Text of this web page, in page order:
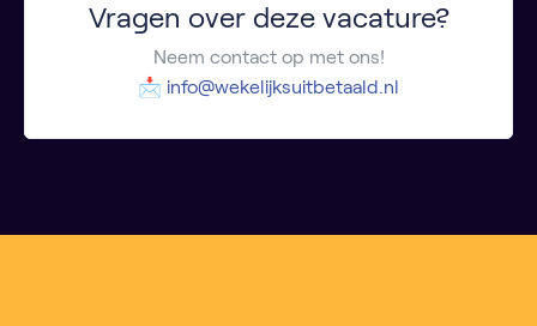
Vragen over deze vacature?
Neem contact op met ons!
📩 info@wekelijksuitbetaald.nl